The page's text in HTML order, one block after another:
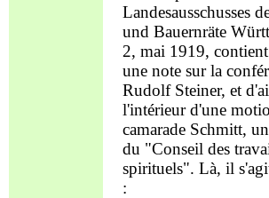
Landesausschusses
und Bauernräte
2, mai 1919,
unenote sur la
Rudolf Steiner, et
l'intérieur d'une
camarade Schmitt,
du "Conseil des
spirituels". Là, il
: